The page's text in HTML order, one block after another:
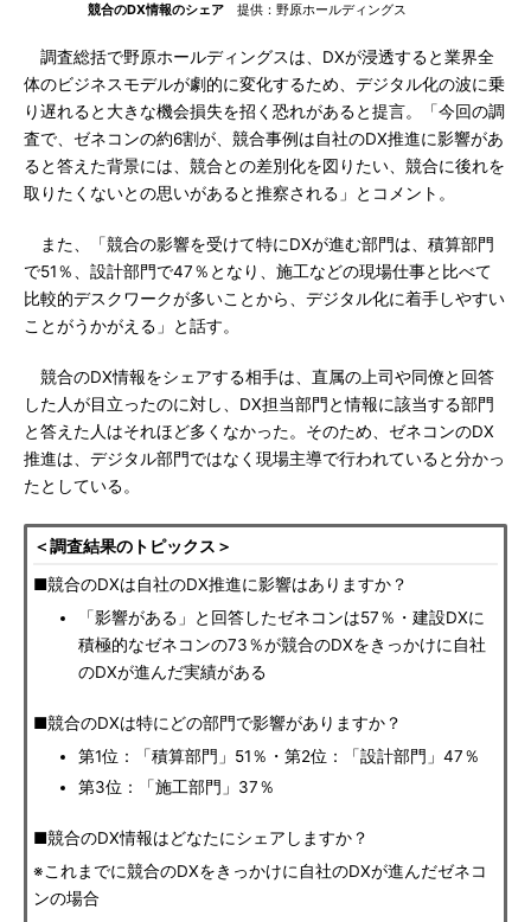
競合のDX情報のシェア 提供：野原ホールディングス
調査総括で野原ホールディングスは、DXが浸透すると業界全
体のビジネスモデルが劇的に変化するため、デジタル化の波に乗
り遅れると大きな機会損失を招く恐れがあると提言。「今回の調
査で、ゼネコンの約6割が、競合事例は自社のDX推進に影響があ
ると答えた背景には、競合との差別化を図りたい、競合に後れを
取りたくないとの思いがあると推察される」とコメント。
また、「競合の影響を受けて特にDXが進む部門は、積算部門
で51％、設計部門で47％となり、施工などの現場仕事と比べて
比較的デスクワークが多いことから、デジタル化に着手しやすい
ことがうかがえる」と話す。
競合のDX情報をシェアする相手は、直属の上司や同僚と回答
した人が目立ったのに対し、DX担当部門と情報に該当する部門
と答えた人はそれほど多くなかった。そのため、ゼネコンのDX
推進は、デジタル部門ではなく現場主導で行われていると分かっ
たとしている。
＜調査結果のトピックス＞
■競合のDXは自社のDX推進に影響はありますか？
「影響がある」と回答したゼネコンは57％・建設DXに
積極的なゼネコンの73％が競合のDXをきっかけに自社
のDXが進んだ実績がある
■競合のDXは特にどの部門で影響がありますか？
第1位：「積算部門」51％・第2位：「設計部門」47％
第3位：「施工部門」37％
■競合のDX情報はどなたにシェアしますか？
※これまでに競合のDXをきっかけに自社のDXが進んだゼネコ
ンの場合